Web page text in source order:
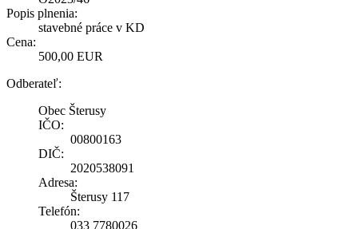
Popis plnenia:
stavebné práce v KD
Cena:
500,00 EUR
Odberateľ:
Obec Šterusy
IČO:
00800163
DIČ:
2020538091
Adresa:
Šterusy 117
Telefón:
033 7780026